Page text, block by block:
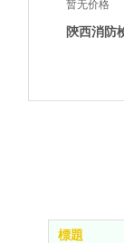
暂无价格
陝西消防
標題